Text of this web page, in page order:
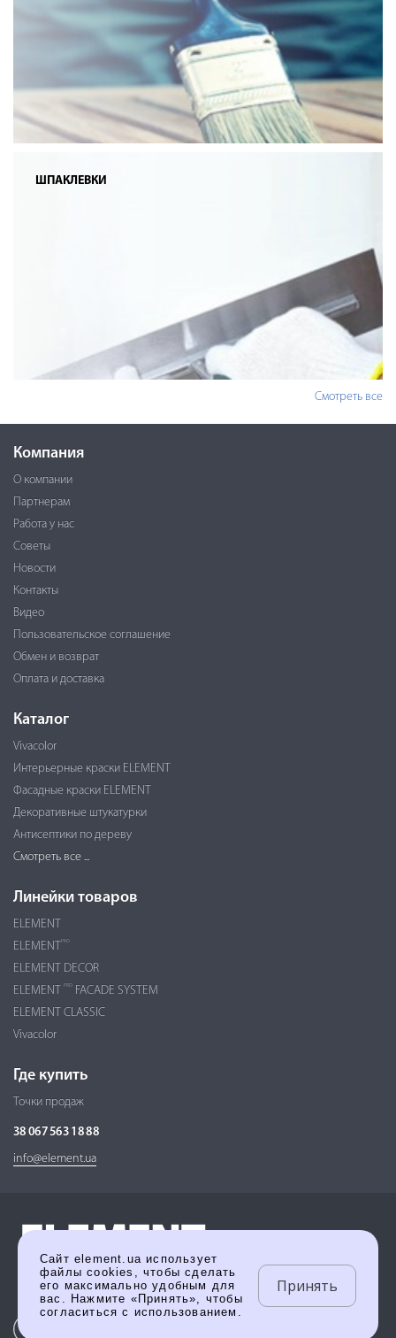
ШПАКЛЕВКИ
Смотреть все
Компания
О компании
Партнерам
Работа у нас
Советы
Новости
Контакты
Видео
Пользовательское соглашение
Обмен и возврат
Оплата и доставка
Каталог
Vivacolor
Интерьерные краски ELEMENT
Фасадные краски ELEMENT
Декоративные штукатурки
Антисептики по дереву
Смотреть все ...
Линейки товаров
ELEMENT
ELEMENT
PRO
ELEMENT DECOR
ELEMENT
PRO
FACADE SYSTEM
ELEMENT CLASSIC
Vivacolor
Где купить
Точки продаж
38 067 563 18 88
info@element.ua
Сайт element.ua использует
файлы cookies, чтобы сделать
его максимально удобным для
вас. Нажмите «Принять», чтобы
согласиться с использованием.
Принять